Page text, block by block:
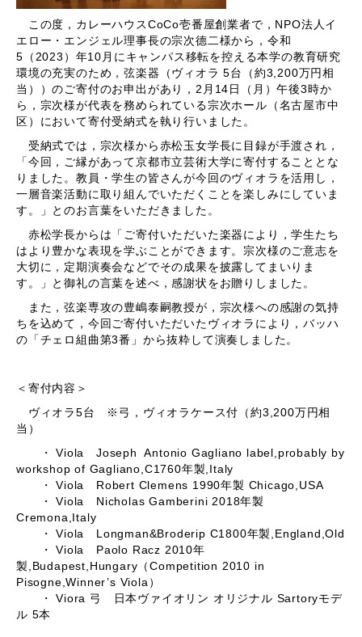
この度，カレーハウスCoCo壱番屋創業者で，NPO法人イ
エロー・エンジェル理事長の宗次德二様から，令和
5（2023）年10月にキャンパス移転を控える本学の教育研究
環境の充実のため，弦楽器（ヴィオラ 5台（約3,200万円相
当））のご寄付のお申出があり，2月14日（月）午後3時か
ら，宗次様が代表を務められている宗次ホール（名古屋市中
区）において寄付受納式を執り行いました。
受納式では，宗次様から赤松玉女学長に目録が手渡され，
「今回，ご縁があって京都市立芸術大学に寄付することとな
りました。教員・学生の皆さんが今回のヴィオラを活用し，
一層音楽活動に取り組んでいただくことを楽しみにしていま
す。」とのお言葉をいただきました。
赤松学長からは「ご寄付いただいた楽器により，学生たち
はより豊かな表現を学ぶことができます。宗次様のご意志を
大切に，定期演奏会などでその成果を披露してまいりま
す。」と御礼の言葉を述べ，感謝状をお贈りしました。
また，弦楽専攻の豊嶋泰嗣教授が，宗次様への感謝の気持
ちを込めて，今回ご寄付いただいたヴィオラにより，バッハ
の「チェロ組曲第3番」から抜粋して演奏しました。
＜寄付内容＞
ヴィオラ5台 ※弓，ヴィオラケース付（約3,200万円相
当）
・ Viola Joseph Antonio Gagliano label,probably by
workshop of Gagliano,C1760年製,Italy
・ Viola Robert Clemens 1990年製 Chicago,USA
・ Viola Nicholas Gamberini 2018年製
Cremona,Italy
・ Viola Longman&Broderip C1800年製,England,Old
・ Viola Paolo Racz 2010年
製,Budapest,Hungary（Competition 2010 in
Pisogne,Winner’s Viola）
・ Viora 弓 日本ヴァイオリン オリジナル Sartoryモデ
ル 5本